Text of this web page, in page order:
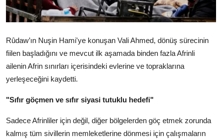
Türkçe Kurdi
Rûdaw’ın Nuşin Hami'ye konuşan Vali Ahmed, dönüş sürecinin
fiilen başladığını ve mevcut ilk aşamada binden fazla Afrinli
ailenin Afrin sınırları içerisindeki evlerine ve topraklarına
yerleşeceğini kaydetti.
"Sıfır göçmen ve sıfır siyasi tutuklu hedefi"
Sadece Afrinliler için değil, diğer bölgelerden göç etmek zorunda
kalmış tüm sivillerin memleketlerine dönmesi için çalışmaların